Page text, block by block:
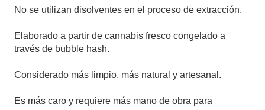
No se utilizan disolventes en el proceso de extracción.
Elaborado a partir de cannabis fresco congelado a
través de bubble hash.
Considerado más limpio, más natural y artesanal.
Es más caro y requiere más mano de obra para